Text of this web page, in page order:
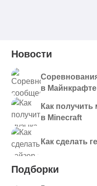
Новости
в
Как
в Minecraft
Как сделать
Подборки